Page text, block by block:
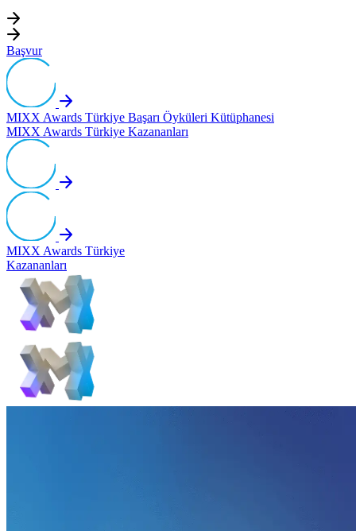
Başvur
MIXX Awards Türkiye Başarı Öyküleri Kütüphanesi
MIXX Awards Türkiye Kazananları
MIXX Awards Türkiye
Kazananları